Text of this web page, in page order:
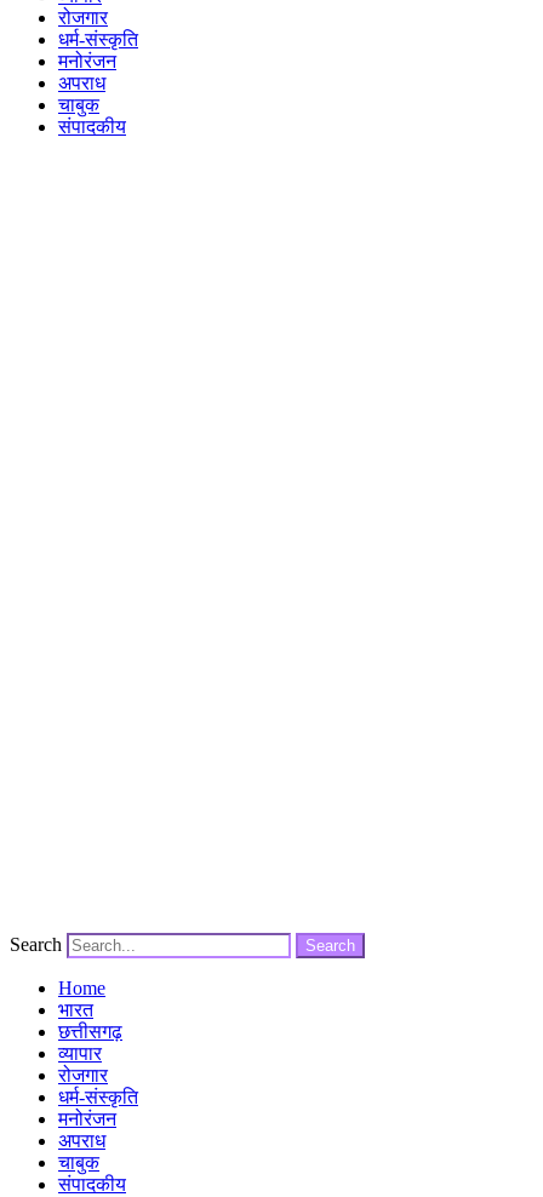
रोजगार
धर्म-संस्कृति
मनोरंजन
अपराध
चाबुक
संपादकीय
Search Search
Home
भारत
छत्तीसगढ़
व्यापार
रोजगार
धर्म-संस्कृति
मनोरंजन
अपराध
चाबुक
संपादकीय